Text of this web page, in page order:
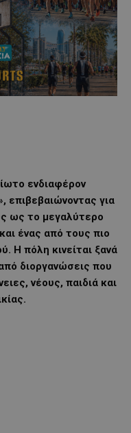
ενδιαφέρον
επιβεβαιώνοντας για
ως το μεγαλύτερο
ένας από τους πιο
Η πόλη κινείται ξανά
διοργανώσεις που
νέους, παιδιά και